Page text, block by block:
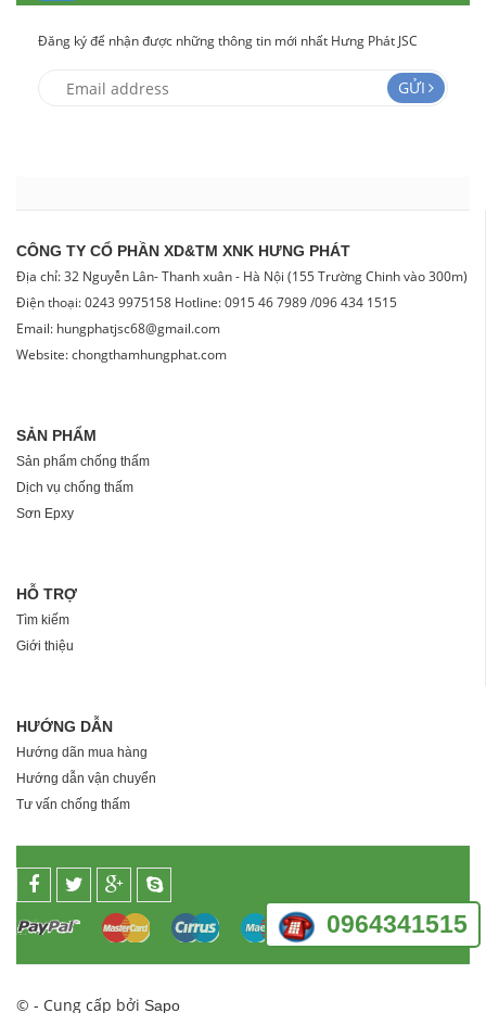
0964341515
Đăng ký để nhận được những thông tin mới nhất Hưng Phát JSC
GỬI
CÔNG TY CỔ PHẦN XD&TM XNK HƯNG PHÁT
Địa chỉ: 32 Nguyễn Lân- Thanh xuân - Hà Nội (155 Trường Chinh vào 300m)
Điện thoại: 0243 9975158 Hotline: 0915 46 7989 /096 434 1515
Email: hungphatjsc68@gmail.com
Website: chongthamhungphat.com
SẢN PHẨM
Sản phẩm chống thấm
Dịch vụ chống thấm
Sơn Epxy
HỖ TRỢ
Tìm kiếm
Giới thiệu
HƯỚNG DẪN
Hướng dãn mua hàng
Hướng dẫn vận chuyển
Tư vấn chống thấm
© - Cung cấp bởi Sapo